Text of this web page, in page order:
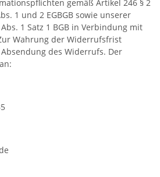
gemäß Artikel 246 § 2
1 und 2 EGBGB sowie unserer
1 Satz 1 BGB in Verbindung mit
Wahrung der Widerrufsfrist
des Widerrufs. Der